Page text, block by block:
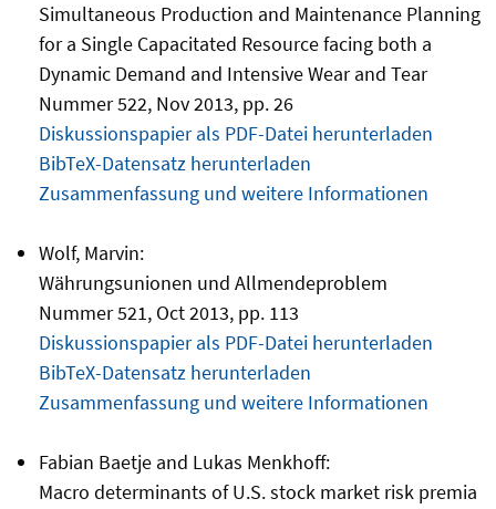
Simultaneous Production and Maintenance Planning
for a Single Capacitated Resource facing both a
Dynamic Demand and Intensive Wear and Tear
Nummer 522, Nov 2013, pp. 26
Diskussionspapier als PDF-Datei herunterladen
BibTeX-Datensatz herunterladen
Zusammenfassung und weitere Informationen
Wolf, Marvin:
Währungsunionen und Allmendeproblem
Nummer 521, Oct 2013, pp. 113
Diskussionspapier als PDF-Datei herunterladen
BibTeX-Datensatz herunterladen
Zusammenfassung und weitere Informationen
Fabian Baetje and Lukas Menkhoff:
Macro determinants of U.S. stock market risk premia